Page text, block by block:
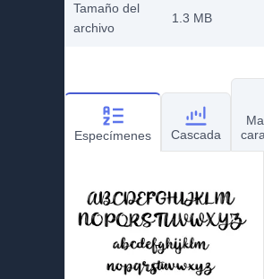
Tamaño del
archivo
1.3 MB
Especímenes Cascada